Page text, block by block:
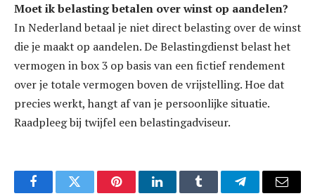
Moet ik belasting betalen over winst op aandelen?
In Nederland betaal je niet direct belasting over de winst
die je maakt op aandelen. De Belastingdienst belast het
vermogen in box 3 op basis van een fictief rendement
over je totale vermogen boven de vrijstelling. Hoe dat
precies werkt, hangt af van je persoonlijke situatie.
Raadpleeg bij twijfel een belastingadviseur.
FacebookTwitter PinterestLinkedInTumblr TelegramEmail